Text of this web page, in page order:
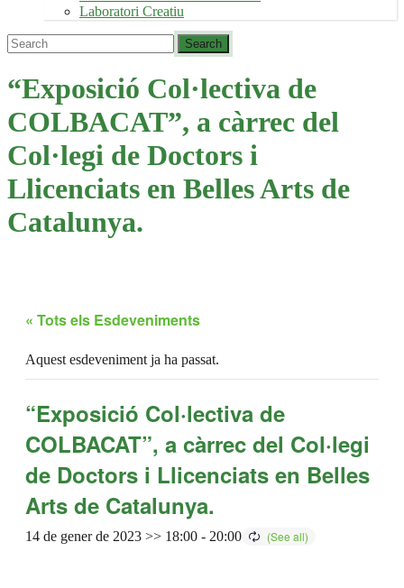
Laboratori Creatiu
“Exposició Col·lectiva de
COLBACAT”, a càrrec del
Col·legi de Doctors i
Llicenciats en Belles Arts de
Catalunya.
« Tots els Esdeveniments
Aquest esdeveniment ja ha passat.
“Exposició Col·lectiva de
COLBACAT”, a càrrec del Col·legi
de Doctors i Llicenciats en Belles
Arts de Catalunya.
14 de gener de 2023 >> 18:00 - 20:00